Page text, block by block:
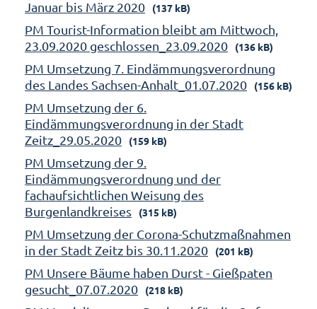
Januar bis März 2020
(137 kB)
PM Tourist-Information bleibt am Mittwoch,
23.09.2020 geschlossen_23.09.2020
(136 kB)
PM Umsetzung 7. Eindämmungsverordnung
des Landes Sachsen-Anhalt_01.07.2020
(156 kB)
PM Umsetzung der 6.
Eindämmungsverordnung in der Stadt
Zeitz_29.05.2020
(159 kB)
PM Umsetzung der 9.
Eindämmungsverordnung und der
fachaufsichtlichen Weisung des
Burgenlandkreises
(315 kB)
PM Umsetzung der Corona-Schutzmaßnahmen
in der Stadt Zeitz bis 30.11.2020
(201 kB)
PM Unsere Bäume haben Durst - Gießpaten
gesucht_07.07.2020
(218 kB)